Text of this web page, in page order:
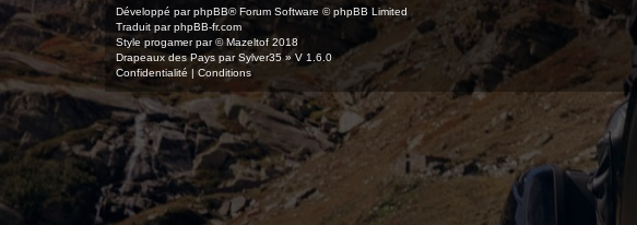
Développé parphpBB® Forum Software © phpBB Limited
Traduit parphpBB-fr.com
Style progamerpar ©Mazeltof 2018
Drapeaux des Pays par Sylver35» V 1.6.0
Confidentialité | Conditions